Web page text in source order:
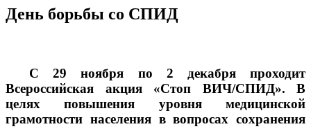
День борьбы со СПИД
С 29 ноября по 2 декабря проходит
Всероссийская акция «Стоп ВИЧ/СПИД». В
целях повышения уровня медицинской
грамотности населения в вопросах сохранения